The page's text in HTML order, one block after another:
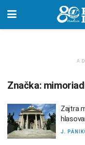
Značka:
Zajtra
J.